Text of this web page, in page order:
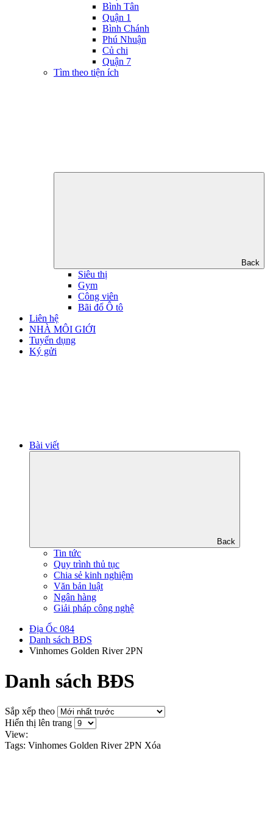
Bình Tân
Quận 1
Bình Chánh
Phú Nhuận
Củ chi
Quận 7
Tìm theo tiện ích
Back
Siêu thị
Gym
Công viên
Bãi đổ Ô tô
Liên hệ
NHÀ MÔI GIỚI
Tuyển dụng
Ký gửi
Bài viết
Back
Tin tức
Quy trình thủ tục
Chia sẻ kinh nghiệm
Văn bản luật
Ngân hàng
Giải pháp công nghệ
Địa Ốc 084
Danh sách BĐS
Vinhomes Golden River 2PN
Danh sách BĐS
Sắp xếp theo
Hiển thị lên trang
View:
Tags: Vinhomes Golden River 2PN Xóa